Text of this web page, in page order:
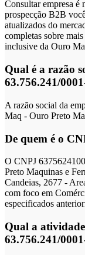
Consultar empresa é
prospecção B2B
atualizados do
completas sobre
inclusive da Ouro
Qual é a razão
63.756.241/
A razão social da
Maq - Ouro Preto
De quem é o
O CNPJ
Preto Maquinas e
Candeias, 2677 -
com foco em
especificados
Qual a
63.756.241/